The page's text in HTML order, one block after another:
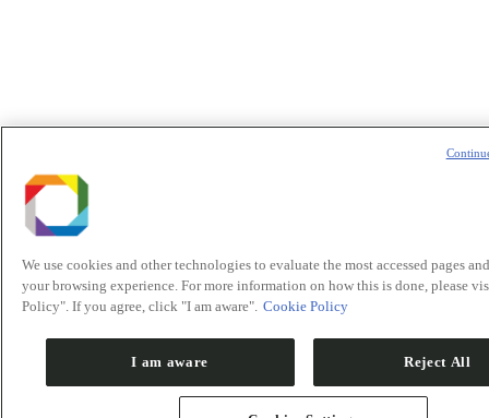
We use cookies and other technologies to evaluate the most accessed pages
your browsing experience. For more information on how this is done, please
Policy". If you agree, click "I am aware". Cookie Policy
I am aware Reject All